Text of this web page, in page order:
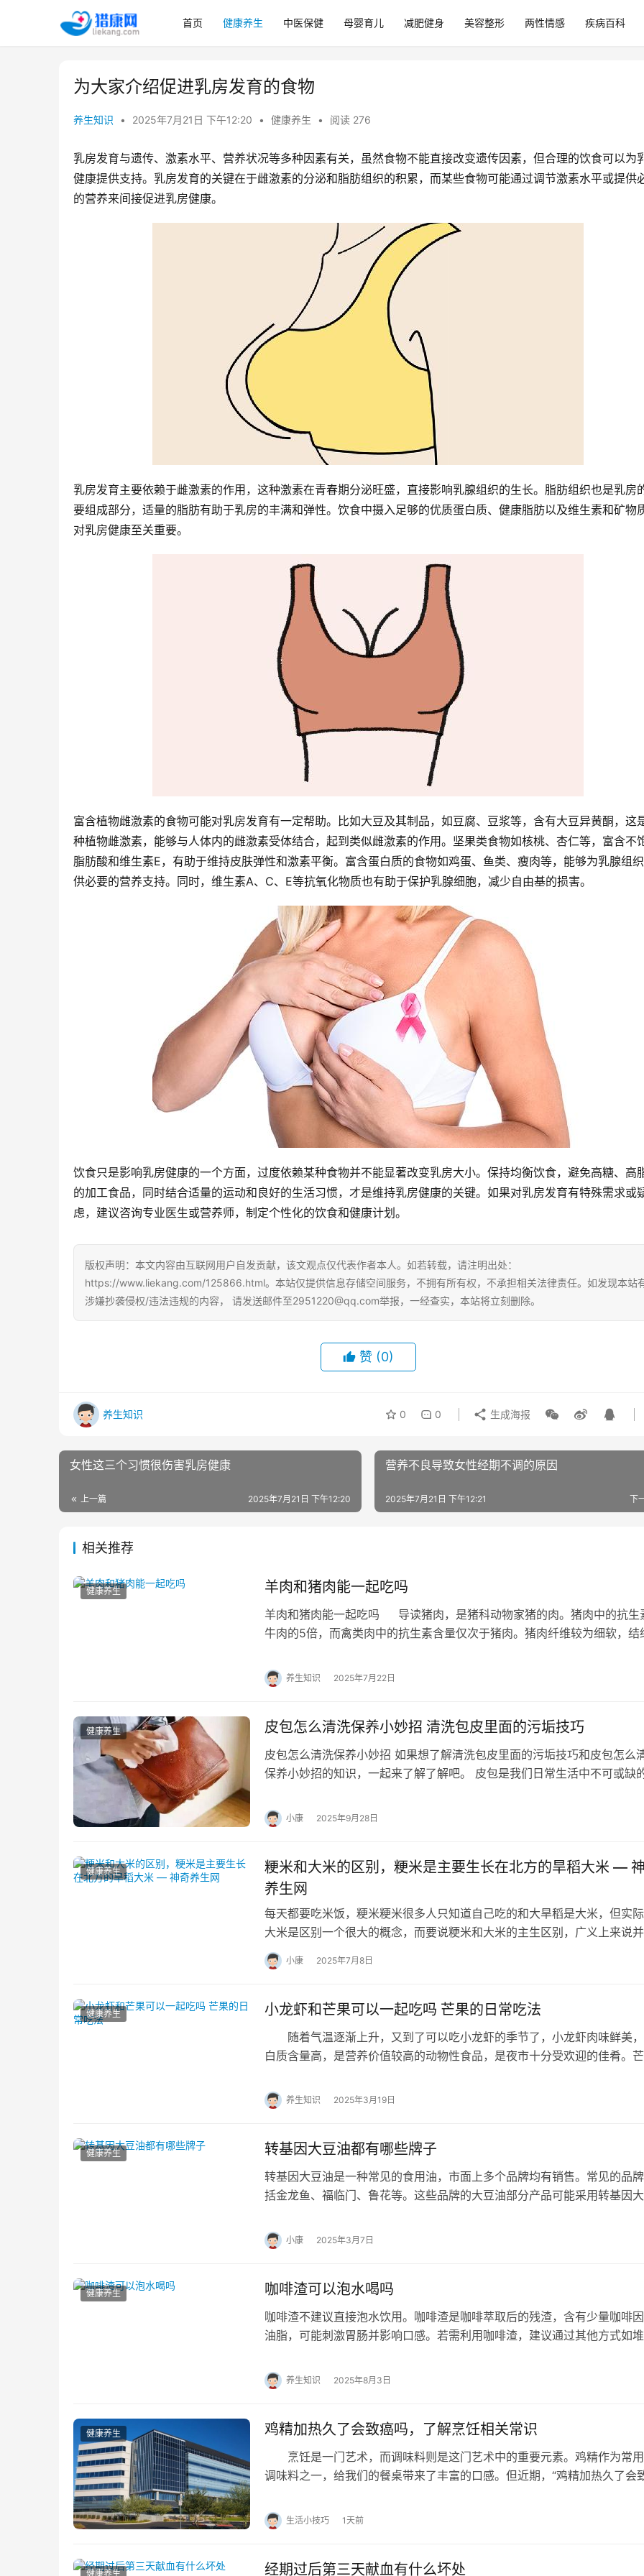
首页 健康养生 中医保健 母婴育儿 减肥健身 美容整形 两性情感 疾病百科
为大家介绍促进乳房发育的食物
养生知识 • 2025年7月21日 下午12:20 • 健康养生 • 阅读 276
乳房发育与遗传、激素水平、营养状况等多种因素有关，虽然食物不能直接改变遗传因素，但合理的饮食可以为
健康提供支持。乳房发育的关键在于雌激素的分泌和脂肪组织的积累，而某些食物可能通过调节激素水平或提供
的营养来间接促进乳房健康。
乳房发育主要依赖于雌激素的作用，这种激素在青春期分泌旺盛，直接影响乳腺组织的生长。脂肪组织也是乳房
要组成部分，适量的脂肪有助于乳房的丰满和弹性。饮食中摄入足够的优质蛋白质、健康脂肪以及维生素和矿物质
对乳房健康至关重要。
富含植物雌激素的食物可能对乳房发育有一定帮助。比如大豆及其制品，如豆腐、豆浆等，含有大豆异黄酮，这
种植物雌激素，能够与人体内的雌激素受体结合，起到类似雌激素的作用。坚果类食物如核桃、杏仁等，富含不
脂肪酸和维生素E，有助于维持皮肤弹性和激素平衡。富含蛋白质的食物如鸡蛋、鱼类、瘦肉等，能够为乳腺组
供必要的营养支持。同时，维生素A、C、E等抗氧化物质也有助于保护乳腺细胞，减少自由基的损害。
饮食只是影响乳房健康的一个方面，过度依赖某种食物并不能显著改变乳房大小。保持均衡饮食，避免高糖、高
的加工食品，同时结合适量的运动和良好的生活习惯，才是维持乳房健康的关键。如果对乳房发育有特殊需求或
虑，建议咨询专业医生或营养师，制定个性化的饮食和健康计划。
版权声明：本文内容由互联网用户自发贡献，该文观点仅代表作者本人。如若转载，请注明出处：
https://www.liekang.com/125866.html。本站仅提供信息存储空间服务，不拥有所有权，不承担相关法律责任。如发现本站
涉嫌抄袭侵权/违法违规的内容， 请发送邮件至2951220@qq.com举报，一经查实，本站将立刻删除。
赞 (0)
养生知识 0 0 生成海报
女性这三个习惯很伤害乳房健康
上一篇 2025年7月21日 下午12:20
营养不良导致女性经期不调的原因
下
2025年7月21日 下午12:21
相关推荐
健康养生 羊肉和猪肉能一起吃吗
羊肉和猪肉能一起吃吗 导读猪肉，是猪科动物家猪的肉。猪肉中的抗生
牛肉的5倍，而禽类肉中的抗生素含量仅次于猪肉。猪肉纤维较为细软，结
养生知识 2025年7月22日
健康养生 皮包怎么清洗保养小妙招 清洗包皮里面的污垢技巧
皮包怎么清洗保养小妙招 如果想了解清洗包皮里面的污垢技巧和皮包怎么
保养小妙招的知识，一起来了解了解吧。 皮包是我们日常生活中不可或缺
小康 2025年9月28日
健康养生
粳米和大米的区别，粳米是主要生长在北方的旱稻大米 —
养生网
每天都要吃米饭，粳米粳米很多人只知道自己吃的和大旱稻是大米，但实
大米是区别一个很大的概念，而要说粳米和大米的主生区别，广义上来说并
有什么区别，长北因为粳米就是大米大米的一种，…
小康 2025年7月8日
健康养生 小龙虾和芒果可以一起吃吗 芒果的日常吃法
随着气温逐渐上升，又到了可以吃小龙虾的季节了，小龙虾肉味鲜美
白质含量高，是营养价值较高的动物性食品，是夜市十分受欢迎的佳肴。芒
养生知识 2025年3月19日
健康养生 转基因大豆油都有哪些牌子
转基因大豆油是一种常见的食用油，市面上多个品牌均有销售。常见的品
括金龙鱼、福临门、鲁花等。这些品牌的大豆油部分产品可能采用转基因大
小康 2025年3月7日
健康养生 咖啡渣可以泡水喝吗
咖啡渣不建议直接泡水饮用。咖啡渣是咖啡萃取后的残渣，含有少量咖啡
油脂，可能刺激胃肠并影响口感。若需利用咖啡渣，建议通过其他方式如堆
养生知识 2025年8月3日
健康养生 鸡精加热久了会致癌吗，了解烹饪相关常识
烹饪是一门艺术，而调味料则是这门艺术中的重要元素。鸡精作为常
调味料之一，给我们的餐桌带来了丰富的口感。但近期，“鸡精加热久了会
生活小技巧 1天前
健康养生 经期过后第三天献血有什么坏处